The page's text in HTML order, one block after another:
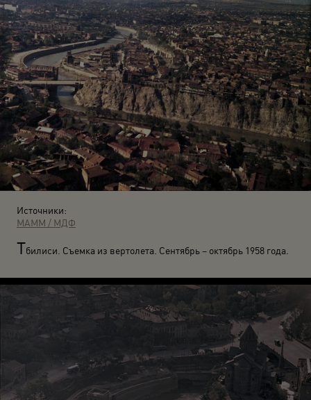
Источники:
МАММ / МДФ
Тбилиси. Съемка из вертолета. Сентябрь – октябрь 1958 года.